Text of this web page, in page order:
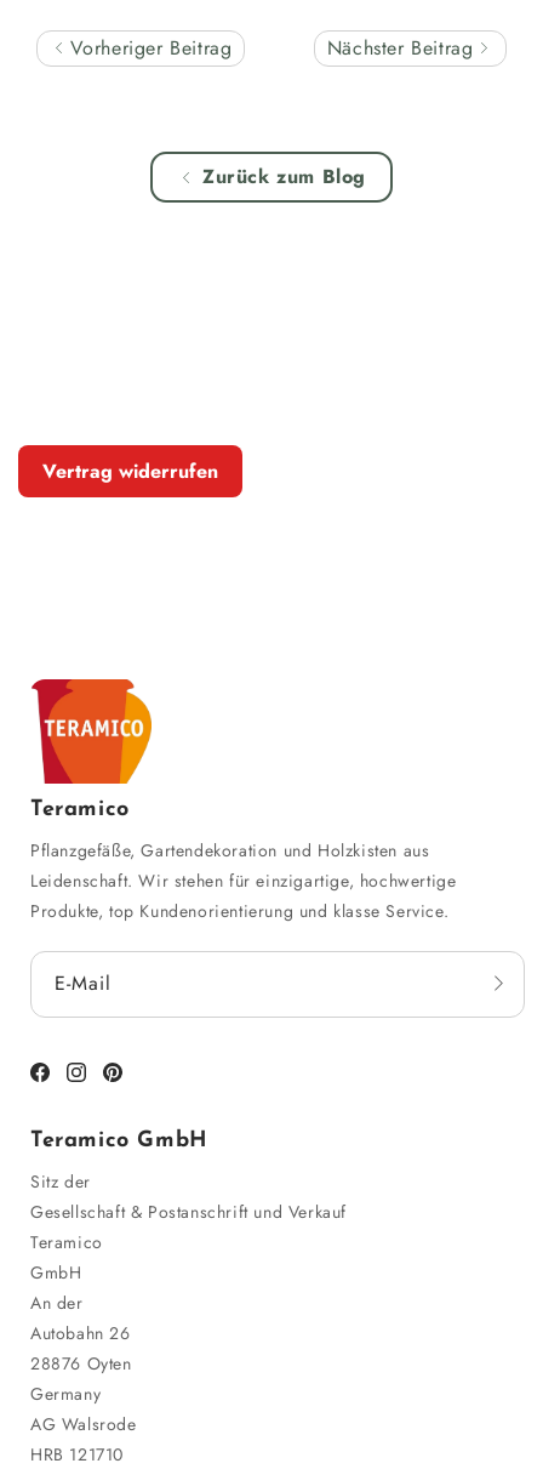
Vorheriger Beitrag Nächster Beitrag
Zurück zum Blog
Vertrag widerrufen
Teramico
Pflanzgefäße, Gartendekoration und Holzkisten aus
Leidenschaft. Wir stehen für einzigartige, hochwertige
Produkte, top Kundenorientierung und klasse Service.
E-Mail
Facebook
Instagram
Pinterest
Teramico GmbH
Sitz der
Gesellschaft & Postanschrift und Verkauf
Teramico
GmbH
An der
Autobahn 26
28876 Oyten
Germany
AG Walsrode
HRB 121710